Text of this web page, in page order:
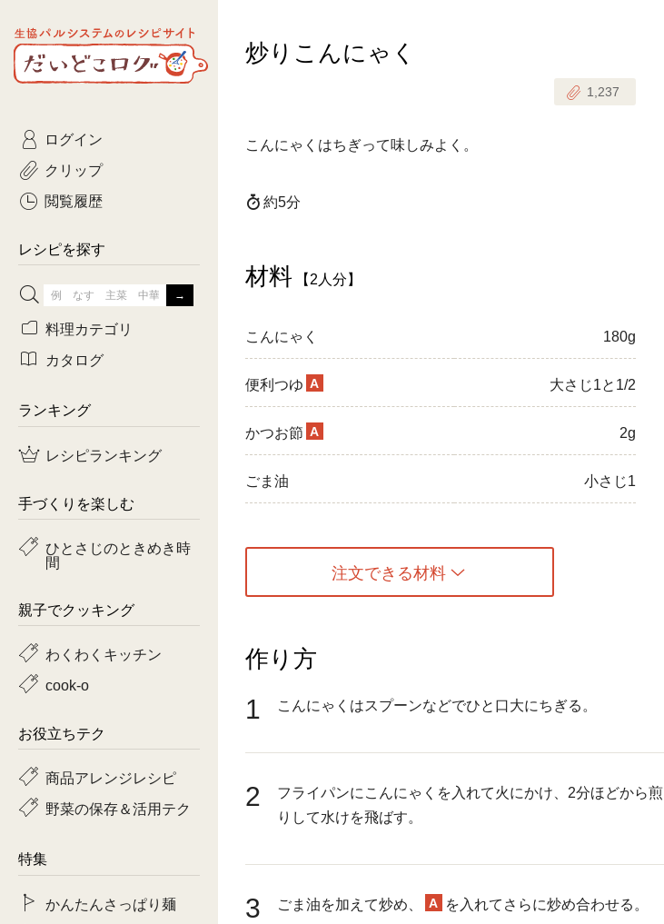
生協パルシステムのレシピ
サイト
だいどこログ
炒りこんにゃく
1,237
こんにゃくはちぎって味しみよく。
約5分
材料 【2人分】
こんにゃく 180g
便利つゆ A 大さじ1と1/2
かつお節 A 2g
ごま油 小さじ1
注文できる材料
作り方
1 こんにゃくはスプーンなどでひと口大にちぎる。
2
フライパンにこんにゃくを入れて火にかけ、2分ほどから煎
りして水けを飛ばす。
3 ごま油を加えて炒め、 A を入れてさらに炒め合わせる。
ログイン
クリップ
閲覧履歴
レシピを探す
ひとさじのときめき時間
おきらくだ
つくりおき肉魚菜菜セット
トマト
料理カテゴリ
主菜
常備菜・作りおき
カタログ
コトコト
yumyumいっしょごはん
ぷれーんぺいじ
ランキング
レシピランキング
手づくりを楽しむ
ひとさじのときめき時
間
親子でクッキング
わくわくキッチン
cook-o
お役立ちテク
商品アレンジレシピ
野菜の保存＆活用テク
特集
かんたんさっぱり麺